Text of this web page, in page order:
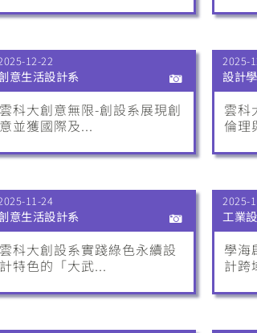
12-22
意生活設計系
雲科大創意無限-創設系展現創
意並獲國際及...
2025-
設計
雲科
倫理
11-24
意生活設計系
雲科大創設系實踐綠色永續設
計特色的「大武...
2025-
工業
學海
計跨